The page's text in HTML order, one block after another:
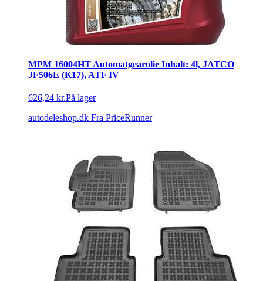
MPM 16004HT Automatgearolie Inhalt: 4l, JATCO
JF506E (K17), ATF IV
626,24 kr.På lager
autodeleshop.dk Fra PriceRunner